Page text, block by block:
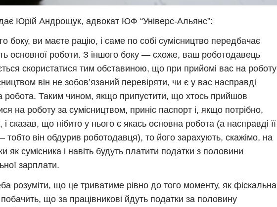
Юрій Андрощук, адвокат ЮФ “Універс-Альянс”:
боку, ви маєте рацію, і саме по собі сумісництво передбачає
основної роботи. З іншого боку — схоже, ваш роботодавець
скористатися тим обставиною, що при прийомі вас на роботу
він не зобов’язаний перевіряти, чи є у вас насправді
робота. Таким чином, якщо припустити, що хтось прийшов
на роботу за сумісництвом, приніс паспорт і, якщо потрібно,
сказав, що нібито у нього є якась основна робота (а насправді її
тобто він обдурив роботодавця), то його зарахують, скажімо, на
як сумісника і навіть будуть платити податки з половини
зарплати.
розуміти, що це триватиме рівно до того моменту, як фіскальна
що за працівникові йдуть податки за половину